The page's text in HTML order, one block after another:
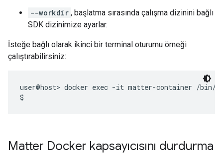
--workdir , başlatma sırasında çalışma dizinini bağlı
SDK dizinimize ayarlar.
İsteğe bağlı olarak ikinci bir terminal oturumu örneği
çalıştırabilirsiniz:
user@host> docker exec -it matter-container /bin/
Matter Docker kapsayıcısını durdurma